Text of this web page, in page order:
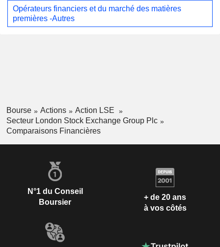
Opérateurs financiers et du marché des matières
premières -Autres
Bourse Actions
Action LSE
Secteur London Stock Exchange Group Plc
Comparaisons Financières
N°1 du Conseil
Boursier
+ de 20 ans
à vos côtés